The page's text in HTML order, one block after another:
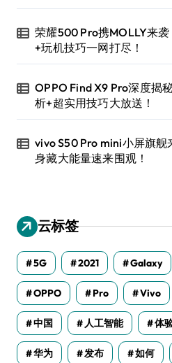
荣耀500 Pro携MOLLY来
+玩机技巧一网打尽！
OPPO Find X9 Pro深度揭
析+超实用技巧大放送！
vivo S50 Pro mini小屏旗舰
身藏大能量速来围观！
云标签
5G 2021 Galaxy
OPPO Pro Vivo
中国 人工智能 体
华为 发布 如何